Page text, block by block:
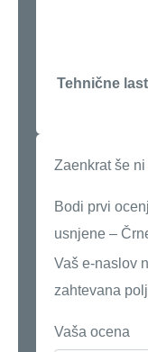
Tehnične
Zaenkrat še ni
Bodi prvi
usnjene –
Vaš e-naslov
zahtevana
Vaša ocena